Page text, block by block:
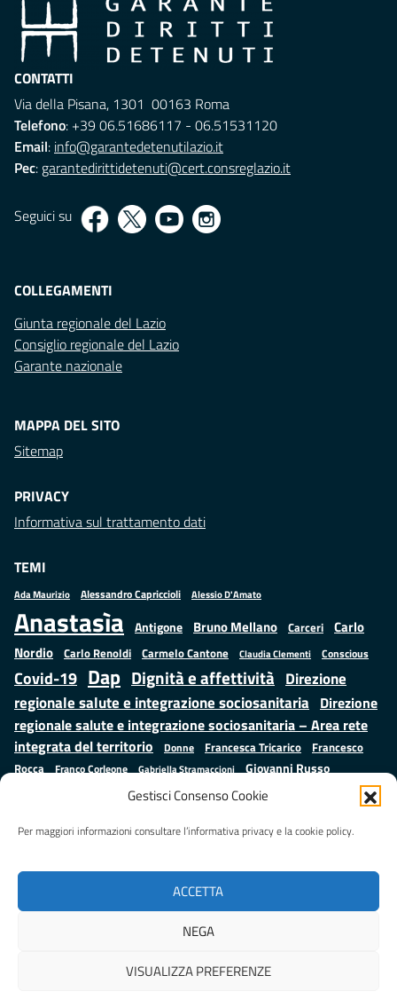
Gestisci Consenso Cookie
Per maggiori informazioni consultare l’informativa privacy e la cookie policy.
ACCETTA
NEGA
VISUALIZZA PREFERENZE
CONTATTI
Via della Pisana, 1301 00163 Roma
Telefono: +39 06.51686117 - 06.51531120
Email: info@garantedetenutilazio.it
Pec: garantedirittidetenuti@cert.consreglazio.it
Seguici su
COLLEGAMENTI
Giunta regionale del Lazio
Consiglio regionale del Lazio
Garante nazionale
MAPPA DEL SITO
Sitemap
PRIVACY
Informativa sul trattamento dati
TEMI
Ada Maurizio Alessandro Capriccioli Alessio D'Amato
Anastasìa Antigone Bruno Mellano Carceri
Carlo
Nordio Carlo Renoldi Carmelo Cantone Claudia Clementi Conscious
Covid-19 Dap Dignità e affettività Direzione
regionale salute e integrazione sociosanitaria Direzione
regionale salute e integrazione sociosanitaria – Area rete
integrata del territorio
Donne Francesca Tricarico
Francesco
Rocca
Franco Corleone Gabriella Stramaccioni Giovanni Russo
Giuseppe Emanuele Cangemi Istruzione e cultura
Mauro
Palma ministero della Giustizia Minori Misure
Regione Lazio
Salute Samuele Ciambriello
Sarah Grieco Situazione in numeri
Valentina Calderone